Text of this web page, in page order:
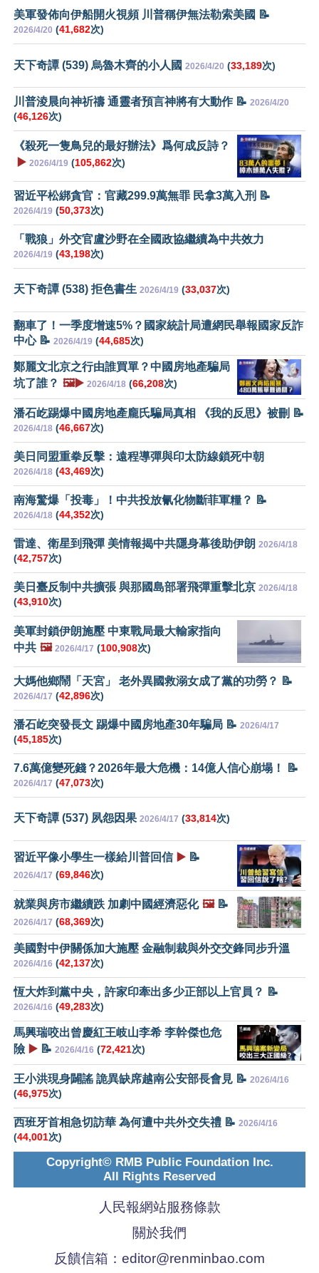
美軍發佈向伊船開火視頻 川普稱伊無法勒索美國 📝
2026/4/20 (41,682次)
天下奇譚 (539) 烏魯木齊的小人國 2026/4/20 (33,189次)
川普淩晨向神祈禱 通靈者預言神將有大動作 📝 2026/4/20
(46,126次)
《殺死一隻鳥兒的最好辦法》爲何成反詩？
▶️ 2026/4/19 (105,862次)
習近平松綁貪官：官藏299.9萬無罪 民拿3萬入刑 📝
2026/4/19 (50,373次)
「戰狼」外交官盧沙野在全國政協繼續為中共效力
2026/4/19 (43,198次)
天下奇譚 (538) 拒色書生 2026/4/19 (33,037次)
翻車了！一季度增速5%？國家統計局遭網民舉報國家反詐
中心 📝 2026/4/19 (44,685次)
鄭麗文北京之行由誰買單？中國房地產騙局
坑了誰？ 🖼️▶️ 2026/4/18 (66,208次)
潘石屹踢爆中國房地產龐氏騙局真相 《我的反思》被刪 📝
2026/4/18 (46,667次)
美日同盟重拳反擊：遠程導彈與印太防線鎖死中朝
2026/4/18 (43,469次)
南海驚爆「投毒」！中共投放氰化物斷菲軍糧？ 📝
2026/4/18 (44,352次)
雷達、衛星到飛彈 美情報揭中共隱身幕後助伊朗 2026/4/18
(42,757次)
美日臺反制中共擴張 與那國島部署飛彈重擊北京 2026/4/18
(43,910次)
美軍封鎖伊朗施壓 中東戰局最大輸家指向
中共 🖼️ 2026/4/17 (100,908次)
大媽他鄉鬧「天宮」 老外異國救溺女成了黨的功勞？ 📝
2026/4/17 (42,896次)
潘石屹突發長文 踢爆中國房地產30年騙局 📝 2026/4/17
(45,185次)
7.6萬億變死錢？2026年最大危機：14億人信心崩塌！ 📝
2026/4/17 (47,073次)
天下奇譚 (537) 夙怨因果 2026/4/17 (33,814次)
習近平像小學生一樣給川普回信 ▶️ 📝
2026/4/17 (69,846次)
就業與房市繼續跌 加劇中國經濟惡化 🖼️📝
2026/4/17 (68,369次)
美國對中伊關係加大施壓 金融制裁與外交交鋒同步升溫
2026/4/16 (42,137次)
恆大炸到黨中央，許家印牽出多少正部以上官員？ 📝
2026/4/16 (49,283次)
馬興瑞咬出曾慶紅王岐山李希 李幹傑也危
險 ▶️ 📝 2026/4/16 (72,421次)
王小洪現身闢謠 詭異缺席越南公安部長會見 📝 2026/4/16
(46,975次)
西班牙首相急切訪華 為何遭中共外交失禮 📝 2026/4/16
(44,001次)
Copyright© RMB Public Foundation Inc.
All Rights Reserved
人民報網站服務條款
關於我們
反饋信箱： editor@renminbao.com